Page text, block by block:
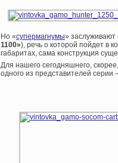
Но «супермагнумы» заслуживают
1100»), речь о которой пойдет в
габаритах, сама конструкция
Для нашего сегодняшнего,
одного из представителей серии